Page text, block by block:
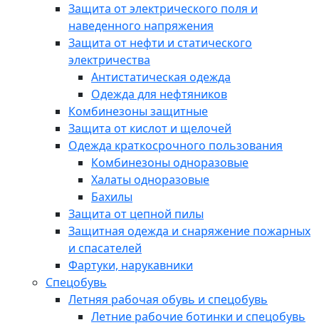
Защита от электрического поля и
наведенного напряжения
Защита от нефти и статического
электричества
Антистатическая одежда
Одежда для нефтяников
Комбинезоны защитные
Защита от кислот и щелочей
Одежда краткосрочного пользования
Комбинезоны одноразовые
Халаты одноразовые
Бахилы
Защита от цепной пилы
Защитная одежда и снаряжение пожарных
и спасателей
Фартуки, нарукавники
Спецобувь
Летняя рабочая обувь и спецобувь
Летние рабочие ботинки и спецобувь